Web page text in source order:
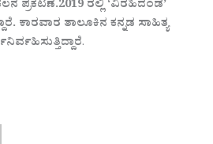
ಪ್ರಕಟಣೆ.2019 ರಲ್ಲಿ ‘ವಿರಹಿದಂಡೆ’
ಕಾರವಾರ ತಾಲೂಕಿನ ಕನ್ನಡ ಸಾಹಿತ್ಯ
.‌